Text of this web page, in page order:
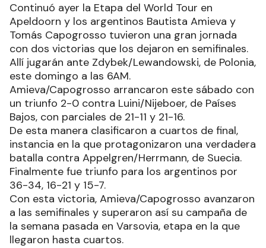
Continuó ayer la Etapa del World Tour en
Apeldoorn y los argentinos Bautista Amieva y
Tomás Capogrosso tuvieron una gran jornada
con dos victorias que los dejaron en semifinales.
Allí jugarán ante Zdybek/Lewandowski, de Polonia,
este domingo a las 6AM.
Amieva/Capogrosso arrancaron este sábado con
un triunfo 2-0 contra Luini/Nijeboer, de Países
Bajos, con parciales de 21-11 y 21-16.
De esta manera clasificaron a cuartos de final,
instancia en la que protagonizaron una verdadera
batalla contra Appelgren/Herrmann, de Suecia.
Finalmente fue triunfo para los argentinos por
36-34, 16-21 y 15-7.
Con esta victoria, Amieva/Capogrosso avanzaron
a las semifinales y superaron así su campaña de
la semana pasada en Varsovia, etapa en la que
llegaron hasta cuartos.